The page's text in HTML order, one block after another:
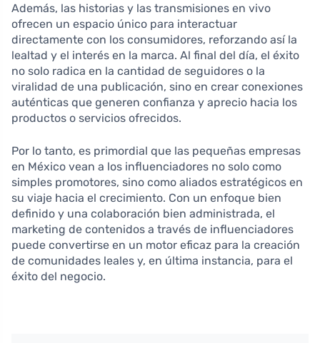
Además, las historias y las transmisiones en vivo
ofrecen un espacio único para interactuar
directamente con los consumidores, reforzando así la
lealtad y el interés en la marca. Al final del día, el éxito
no solo radica en la cantidad de seguidores o la
viralidad de una publicación, sino en crear conexiones
auténticas que generen confianza y aprecio hacia los
productos o servicios ofrecidos.
Por lo tanto, es primordial que las pequeñas empresas
en México vean a los influenciadores no solo como
simples promotores, sino como aliados estratégicos en
su viaje hacia el crecimiento. Con un enfoque bien
definido y una colaboración bien administrada, el
marketing de contenidos a través de influenciadores
puede convertirse en un motor eficaz para la creación
de comunidades leales y, en última instancia, para el
éxito del negocio.